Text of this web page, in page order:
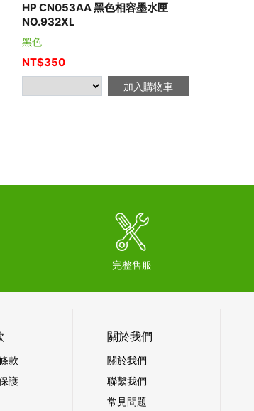
HP CN053AA 黑色相容墨水匣
NO.932XL
黑色
NT$350
加入購物車
完整售服
款
護
關於我們
關於我們
聯繫我們
常見問題